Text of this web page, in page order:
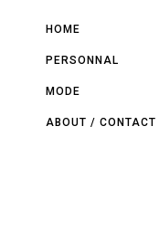
HOME
PERSONNAL
MODE
ABOUT / CONTACT